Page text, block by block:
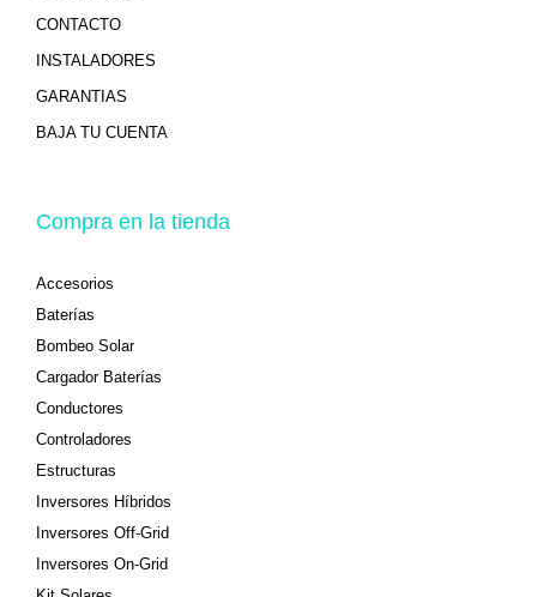
CONTACTO
INSTALADORES
GARANTIAS
BAJA TU CUENTA
Compra en la tienda
Accesorios
Baterías
Bombeo Solar
Cargador Baterías
Conductores
Controladores
Estructuras
Inversores Híbridos
Inversores Off-Grid
Inversores On-Grid